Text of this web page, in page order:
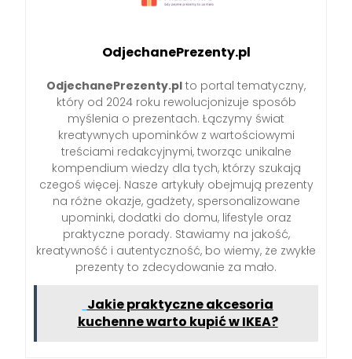
OdjechanePrezenty.pl
OdjechanePrezenty.pl to portal tematyczny,
który od 2024 roku rewolucjonizuje sposób
myślenia o prezentach. Łączymy świat
kreatywnych upominków z wartościowymi
treściami redakcyjnymi, tworząc unikalne
kompendium wiedzy dla tych, którzy szukają
czegoś więcej. Nasze artykuły obejmują prezenty
na różne okazje, gadżety, spersonalizowane
upominki, dodatki do domu, lifestyle oraz
praktyczne porady. Stawiamy na jakość,
kreatywność i autentyczność, bo wiemy, że zwykłe
prezenty to zdecydowanie za mało.
Jakie praktyczne akcesoria
kuchenne warto kupić w IKEA?